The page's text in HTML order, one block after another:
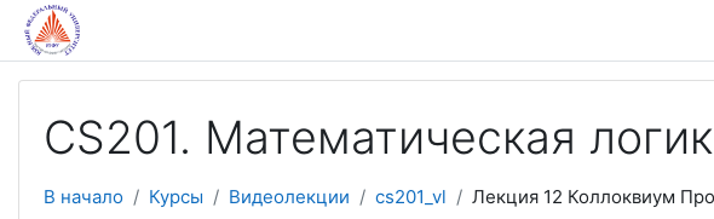
Перейти к основному содержанию
CS201. Математическая
В начало Курсы Видеолекции cs201_vl Лекция 12 Коллоквиум